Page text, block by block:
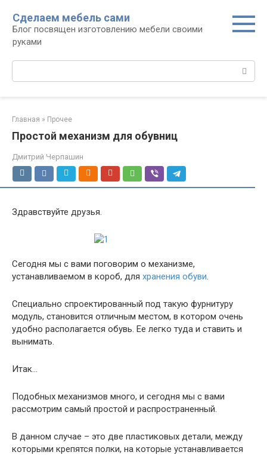
контенту
Сделаем мебель сами
Блог посвящен изготовлению мебели своими
руками
Главная » Прочее
Простой механизм для обувниц
Дмитрий Черпашин
Здравствуйте друзья.
Сегодня мы с вами поговорим о механизме,
устанавливаемом в короб, для хранения обуви.
Специально спроектированный под такую фурнитуру
модуль, становится отличным местом, в котором очень
удобно располагается обувь. Ее легко туда и ставить и
вынимать.
Итак…
Подобных механизмов много, и сегодня мы с вами
рассмотрим самый простой и распространенный.
В данном случае – это две пластиковых детали, между
которыми крепятся полки, на которые устанавливается